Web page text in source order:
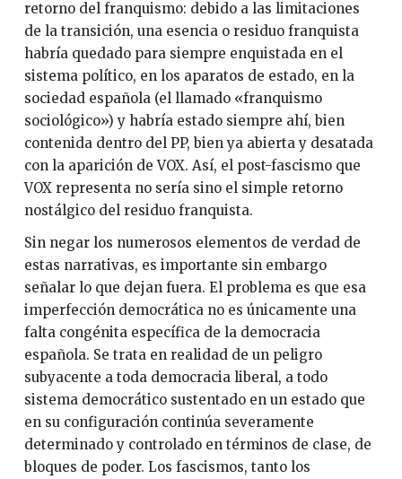
retorno del franquismo: debido a las limitaciones
de la transición, una esencia o residuo franquista
habría quedado para siempre enquistada en el
sistema político, en los aparatos de estado, en la
sociedad española (el llamado «franquismo
sociológico») y habría estado siempre ahí, bien
contenida dentro del PP, bien ya abierta y desatada
con la aparición de VOX. Así, el post-fascismo que
VOX representa no sería sino el simple retorno
nostálgico del residuo franquista.
Sin negar los numerosos elementos de verdad de
estas narrativas, es importante sin embargo
señalar lo que dejan fuera. El problema es que esa
imperfección democrática no es únicamente una
falta congénita específica de la democracia
española. Se trata en realidad de un peligro
subyacente a toda democracia liberal, a todo
sistema democrático sustentado en un estado que
en su configuración continúa severamente
determinado y controlado en términos de clase, de
bloques de poder. Los fascismos, tanto los